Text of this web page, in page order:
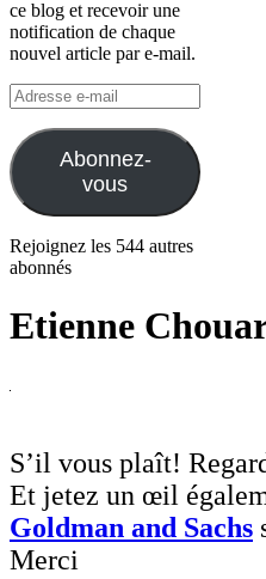
ce blog et recevoir une
notification de chaque
nouvel article par e-mail.
Adresse
e-
mail
Abonnez-
vous
Rejoignez les 544 autres
abonnés
Etienne
S’il vous plaît!
Et jetez un œil
Goldman and Sachs
Merci